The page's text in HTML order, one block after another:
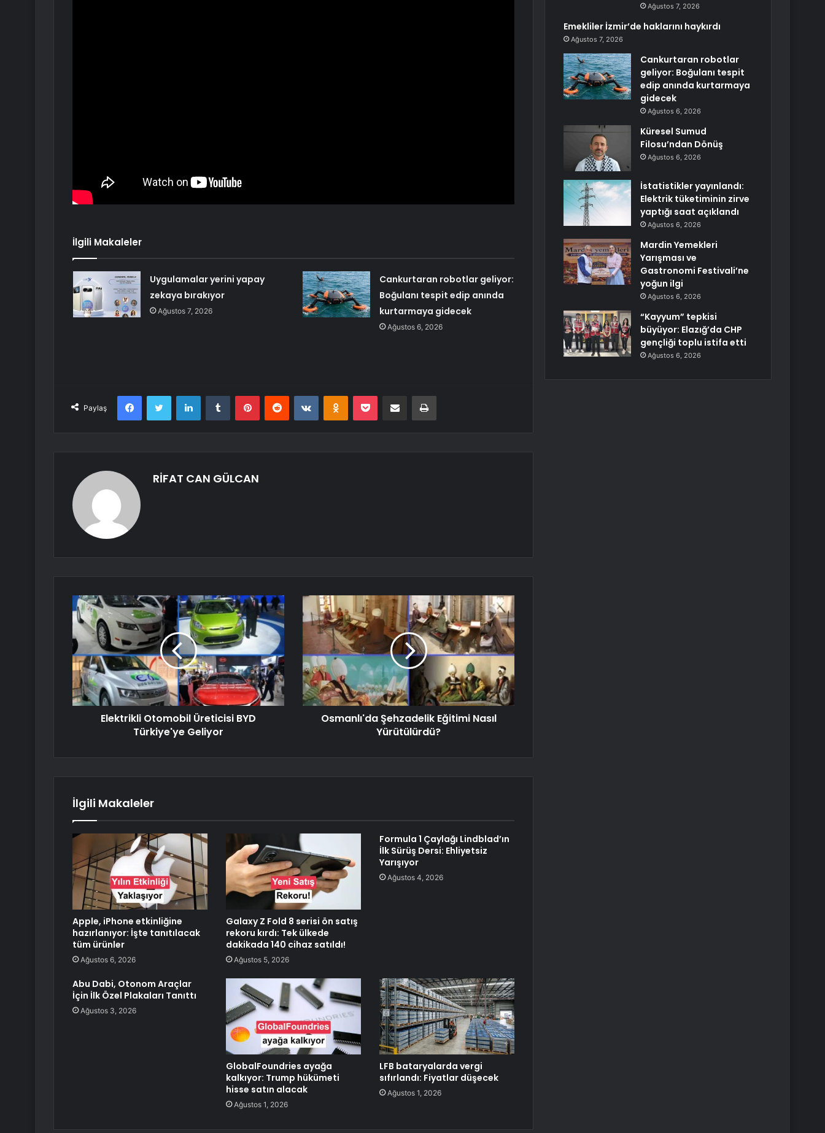
İlgili Makaleler
Uygulamalar yerini yapay
zekaya bırakıyor
Ağustos 7, 2026
Cankurtaran robotlar geliyor:
Boğulanı tespit edip anında
kurtarmaya gidecek
Ağustos 6, 2026
Paylaş
FacebookTwitter LinkedInTumblr PinterestReddit VKontakteOdnoklassniki
Pocket E-Posta ile paylaş Yazdır
RİFAT CAN GÜLCAN
Elektrikli Otomobil Üreticisi BYD
Türkiye'ye Geliyor
Osmanlı'da Şehzadelik Eğitimi Nasıl
Yürütülürdü?
İlgili Makaleler
Apple, iPhone etkinliğine
hazırlanıyor: İşte tanıtılacak
tüm ürünler
Ağustos 6, 2026
Galaxy Z Fold 8 serisi ön satış
rekoru kırdı: Tek ülkede
dakikada 140 cihaz satıldı!
Ağustos 5, 2026
Formula 1 Çaylağı Lindblad’ın
İlk Sürüş Dersi: Ehliyetsiz
Yarışıyor
Ağustos 4, 2026
Abu Dabi, Otonom Araçlar
İçin İlk Özel Plakaları Tanıttı
Ağustos 3, 2026
GlobalFoundries ayağa
kalkıyor: Trump hükümeti
hisse satın alacak
Ağustos 1, 2026
LFB bataryalarda vergi
sıfırlandı: Fiyatlar düşecek
Ağustos 1, 2026
Ağustos 7, 2026
Emekliler İzmir’de haklarını haykırdı
Ağustos 7, 2026
Cankurtaran robotlar
geliyor: Boğulanı tespit
edip anında kurtarmaya
gidecek
Ağustos 6, 2026
Küresel Sumud
Filosu’ndan Dönüş
Ağustos 6, 2026
İstatistikler yayınlandı:
Elektrik tüketiminin zirve
yaptığı saat açıklandı
Ağustos 6, 2026
Mardin Yemekleri
Yarışması ve
Gastronomi Festivali’ne
yoğun ilgi
Ağustos 6, 2026
“Kayyum” tepkisi
büyüyor: Elazığ’da CHP
gençliği toplu istifa etti
Ağustos 6, 2026